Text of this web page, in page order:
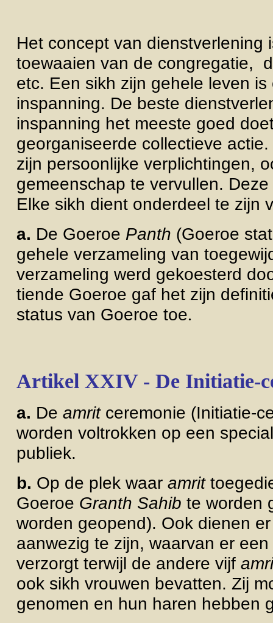
Het concept van dienstverlening
toewaaien van de congregatie,
etc. Een sikh zijn gehele leven
inspanning. De beste
inspanning het meeste goed
georganiseerde collectieve
zijn persoonlijke verplichtingen,
gemeenschap te vervullen.
Elke sikh dient onderdeel te zijn
a. De Goeroe Panth (Goeroe
gehele verzameling van
verzameling werd gekoesterd
tiende Goeroe gaf het zijn
status van Goeroe toe.
Artikel XXIV - De Initiatie-
a. De amrit ceremonie (Initiatie-
worden voltrokken op een
publiek.
b. Op de plek waar amrit
Goeroe Granth Sahib te worden
worden geopend). Ook dienen
aanwezig te zijn, waarvan er
verzorgt terwijl de andere vijf
ook sikh vrouwen bevatten. Zij
genomen en hun haren hebben